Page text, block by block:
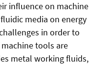
influence on machine
media on energy
in order to
tools are
metal working fluids,